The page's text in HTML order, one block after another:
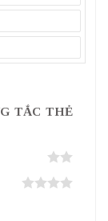
TẮC THẺ